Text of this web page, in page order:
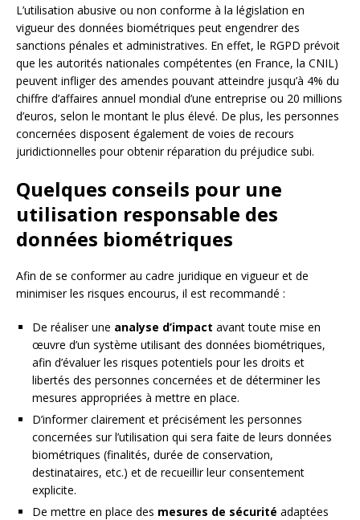
L’utilisation abusive ou non conforme à la législation en
vigueur des données biométriques peut engendrer des
sanctions pénales et administratives. En effet, le RGPD prévoit
que les autorités nationales compétentes (en France, la CNIL)
peuvent infliger des amendes pouvant atteindre jusqu’à 4% du
chiffre d’affaires annuel mondial d’une entreprise ou 20 millions
d’euros, selon le montant le plus élevé. De plus, les personnes
concernées disposent également de voies de recours
juridictionnelles pour obtenir réparation du préjudice subi.
Quelques conseils pour une
utilisation responsable des
données biométriques
Afin de se conformer au cadre juridique en vigueur et de
minimiser les risques encourus, il est recommandé :
De réaliser une analyse d’impact avant toute mise en
œuvre d’un système utilisant des données biométriques,
afin d’évaluer les risques potentiels pour les droits et
libertés des personnes concernées et de déterminer les
mesures appropriées à mettre en place.
D’informer clairement et précisément les personnes
concernées sur l’utilisation qui sera faite de leurs données
biométriques (finalités, durée de conservation,
destinataires, etc.) et de recueillir leur consentement
explicite.
De mettre en place des mesures de sécurité adaptées